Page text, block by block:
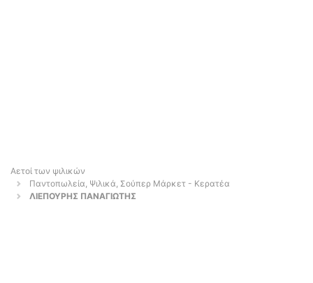
Αετοί των ψιλικών
Παντοπωλεία, Ψιλικά, Σούπερ Μάρκετ - Κερατέα
ΛΙΕΠΟΥΡΗΣ ΠΑΝΑΓΙΩΤΗΣ